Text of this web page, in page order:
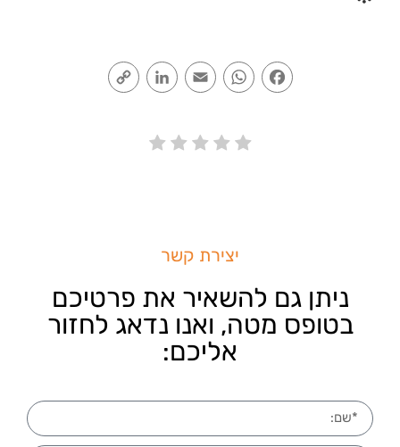
Facebook
WhatsApp
Email
LinkedIn
יצירת קשר
ניתן גם להשאיר את פרטיכם
בטופס מטה, ואנו נדאג לחזור
אליכם: